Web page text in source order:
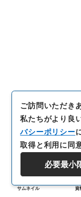
サムネイル 資
ご訪問いただき
私たちがより良
バシーポリシー
取得と利用に同
必要最小